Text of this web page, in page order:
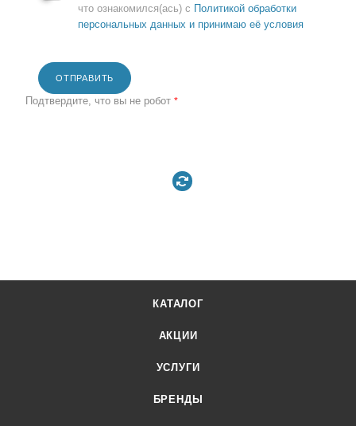
что ознакомился(ась) с Политикой обработки
персональных данных и принимаю её условия
ОТПРАВИТЬ
Подтвердите, что вы не робот *
КАТАЛОГ
АКЦИИ
УСЛУГИ
БРЕНДЫ